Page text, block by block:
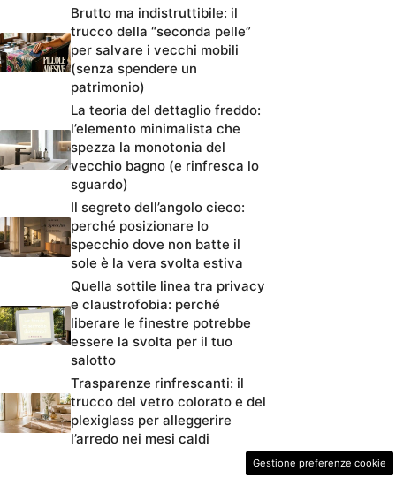
Brutto ma indistruttibile: il
trucco della “seconda pelle”
per salvare i vecchi mobili
(senza spendere un
patrimonio)
La teoria del dettaglio freddo:
l’elemento minimalista che
spezza la monotonia del
vecchio bagno (e rinfresca lo
sguardo)
Il segreto dell’angolo cieco:
perché posizionare lo
specchio dove non batte il
sole è la vera svolta estiva
Quella sottile linea tra privacy
e claustrofobia: perché
liberare le finestre potrebbe
essere la svolta per il tuo
salotto
Trasparenze rinfrescanti: il
trucco del vetro colorato e del
plexiglass per alleggerire
l’arredo nei mesi caldi
Gestione preferenze cookie